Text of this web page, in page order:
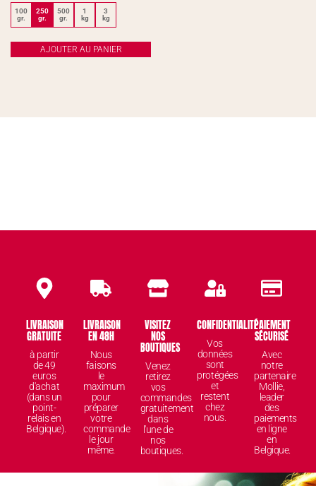
100
gr.
250
gr.
500
gr.
1
kg
3
kg
AJOUTER AU PANIER
LIVRAISON
GRATUITE
à partir
de 49
euros
d'achat
(dans un
point-
relais en
Belgique).
LIVRAISON
EN 48H
Nous
faisons
le
maximum
pour
préparer
votre
commande
le jour
même.
VISITEZ
NOS
BOUTIQUES
Venez
retirez
vos
commandes
gratuitement
dans
l'une de
nos
boutiques.
CONFIDENTIALITÉ
Vos
données
sont
protégées
et
restent
chez
nous.
PAIEMENT
SÉCURISÉ
Avec
notre
partenaire
Mollie,
leader
des
paiements
en ligne
en
Belgique.